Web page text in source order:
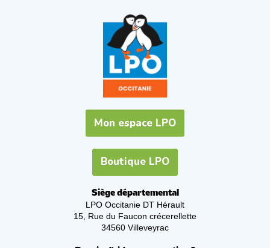
Mon espace LPO
Boutique LPO
Siège départemental
LPO Occitanie DT Hérault
15, Rue du Faucon crécerellette
34560 Villeveyrac